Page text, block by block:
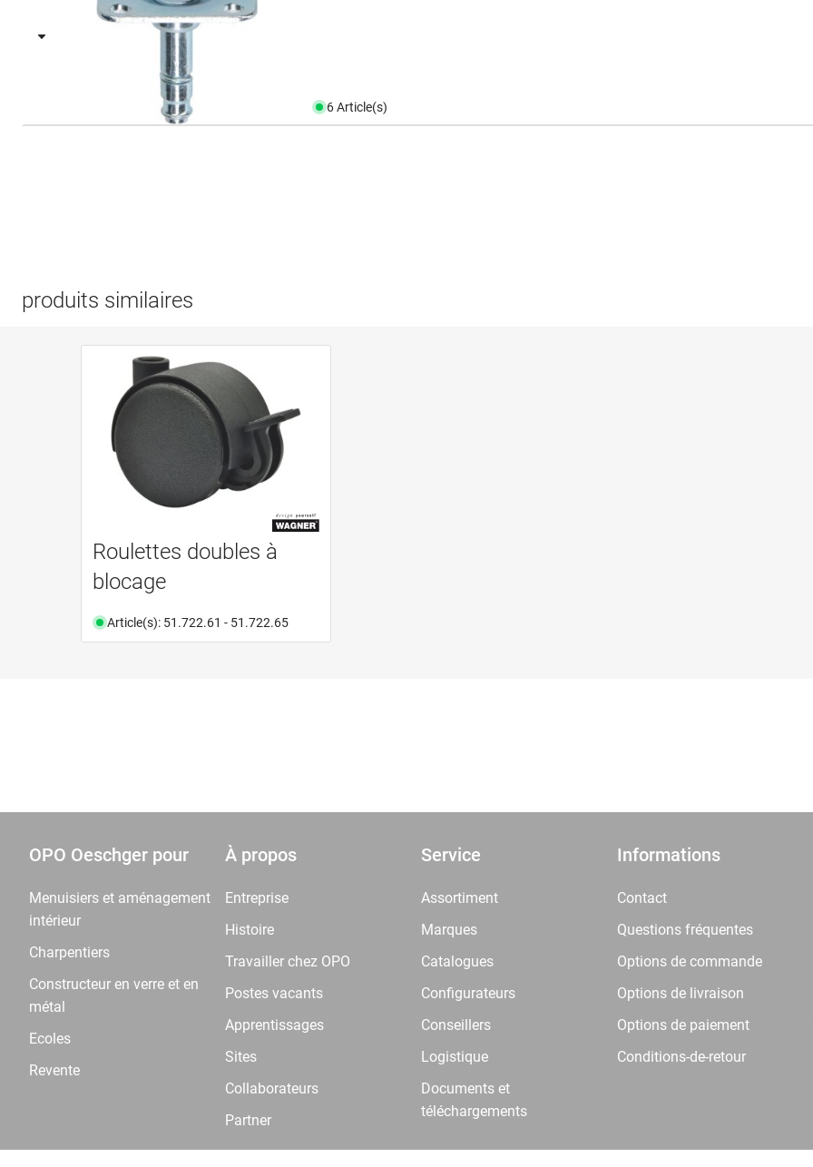
6 Article(s)
produits similaires
Roulettes doubles à
blocage
Article(s): 51.722.61 - 51.722.65
OPO Oeschger pour
Menuisiers et aménagement
intérieur
Charpentiers
Constructeur en verre et en
métal
Ecoles
Revente
À propos
Entreprise
Histoire
Travailler chez OPO
Postes vacants
Apprentissages
Sites
Collaborateurs
Partner
Service
Assortiment
Marques
Catalogues
Configurateurs
Conseillers
Logistique
Documents et
téléchargements
Informations
Contact
Questions fréquentes
Options de commande
Options de livraison
Options de paiement
Conditions-de-retour